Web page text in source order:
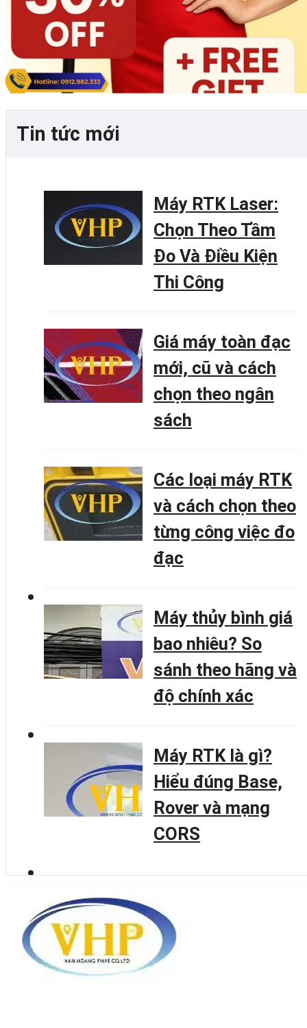
Tin tức mới
Máy RTK Laser:
Chọn Theo Tầm
Đo Và Điều Kiện
Thi Công
Giá máy toàn đạc
mới, cũ và cách
chọn theo ngân
sách
Các loại máy RTK
và cách chọn theo
từng công việc đo
đạc
Máy thủy bình giá
bao nhiêu? So
sánh theo hãng và
độ chính xác
Máy RTK là gì?
Hiểu đúng Base,
Rover và mạng
CORS